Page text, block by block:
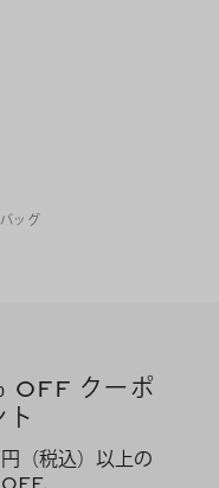
ッグ
OFF クーポ
（税込）以上の